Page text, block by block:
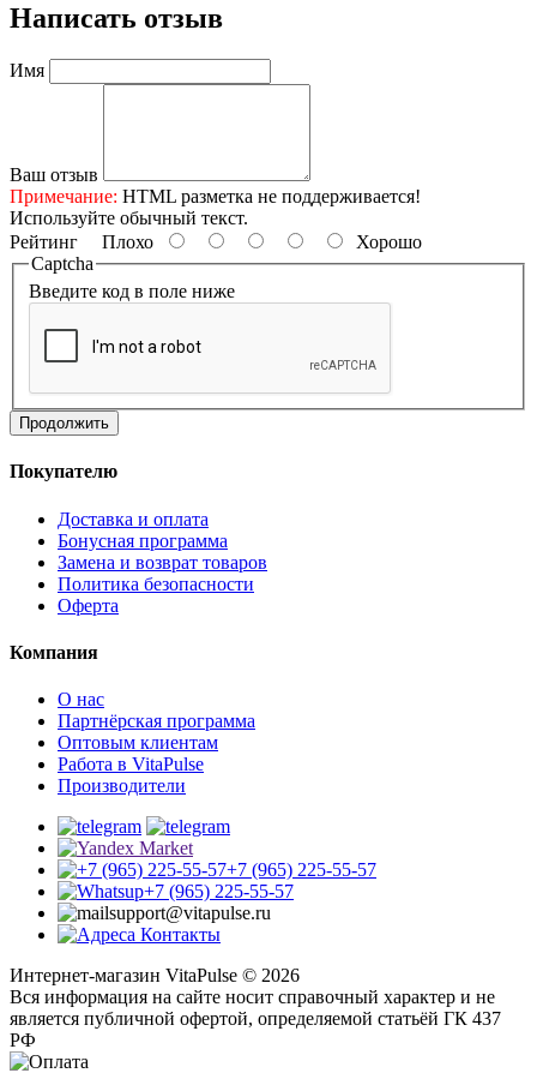
Написать отзыв
Имя
Ваш отзыв
Примечание: HTML разметка не поддерживается!
Используйте обычный текст.
Рейтинг Плохо
Хорошо
Captcha
Введите код в поле ниже
Продолжить
Покупателю
Доставка и оплата
Бонусная программа
Замена и возврат товаров
Политика безопасности
Оферта
Компания
О нас
Партнёрская программа
Оптовым клиентам
Работа в VitaPulse
Производители
+7 (965) 225-55-57
+7 (965) 225-55-57
support@vitapulse.ru
Контакты
Интернет-магазин VitaPulse © 2026
Вся информация на сайте носит справочный характер и не
является публичной офертой, определяемой статьёй ГК 437
РФ